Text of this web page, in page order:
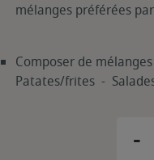
mélanges préférées
Composer de
Patates/frites -
-